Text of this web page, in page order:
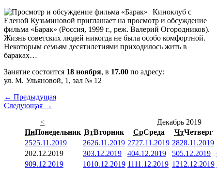
Киноклуб с
Еленой Кузьминовой приглашает на просмотр и обсуждение
фильма «Барак» (Россия, 1999 г., реж. Валерий Огородников).
Жизнь советских людей никогда не была особо комфортной.
Некоторым семьям десятилетиями приходилось жить в
бараках…
Занятие состоится 18 ноября, в 17.00 по адресу:
ул. М. Ульяновой, 1, зал № 12
← Предыдущая
Следующая →
<
Декабрь 2019
ПнПонедельник ВтВторник СрСреда ЧтЧетверг
2525.11.2019 2626.11.2019 2727.11.2019 2828.11.2019
202.12.2019 303.12.2019 404.12.2019 505.12.2019
909.12.2019 1010.12.2019 1111.12.2019 1212.12.2019